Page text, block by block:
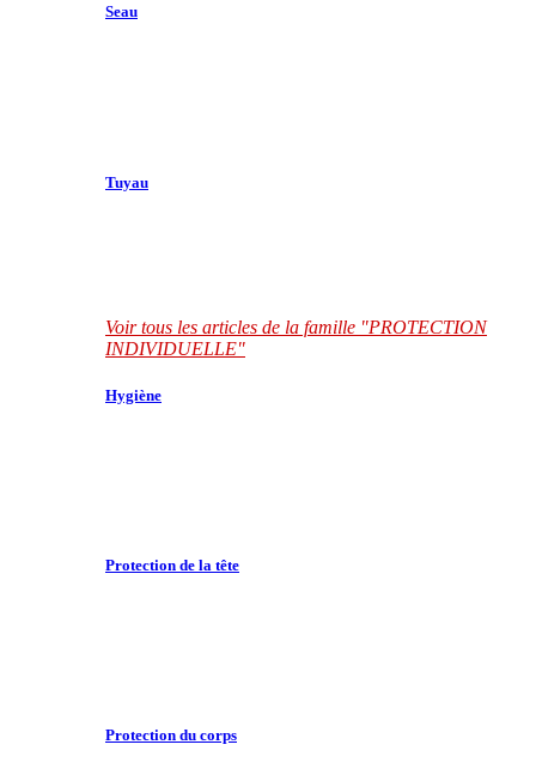
Seau
Tuyau
Voir tous les articles de la famille "PROTECTION
INDIVIDUELLE"
Hygiène
Protection de la tête
Protection du corps